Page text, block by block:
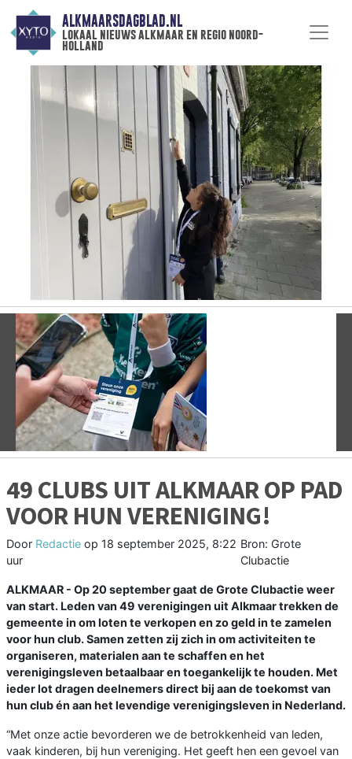
ALKMAARSDAGBLAD.NL
lokaal nieuws alkmaar en regio noord-
holland
Vorige
49 CLUBS UIT ALKMAAR OP PAD
VOOR HUN VERENIGING!
Door Redactie op 18 september 2025, 8:22
uur
Bron: Grote
Clubactie
ALKMAAR - Op 20 september gaat de Grote Clubactie weer
van start. Leden van 49 verenigingen uit Alkmaar trekken de
gemeente in om loten te verkopen en zo geld in te zamelen
voor hun club. Samen zetten zij zich in om activiteiten te
organiseren, materialen aan te schaffen en het
verenigingsleven betaalbaar en toegankelijk te houden. Met
ieder lot dragen deelnemers direct bij aan de toekomst van
hun club én aan het levendige verenigingsleven in Nederland.
“Met onze actie bevorderen we de betrokkenheid van leden,
vaak kinderen, bij hun vereniging. Het geeft hen een gevoel van